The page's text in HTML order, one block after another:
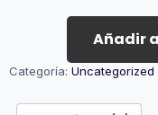
Añadir
Categoría: Uncategorized